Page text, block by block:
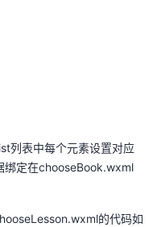
列表中每个元素设置对应
绑定在chooseBook.wxml
的代码如